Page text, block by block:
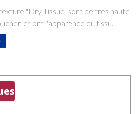
"Dry Tissue" sont de très haute
et ont l'apparence du tissu.